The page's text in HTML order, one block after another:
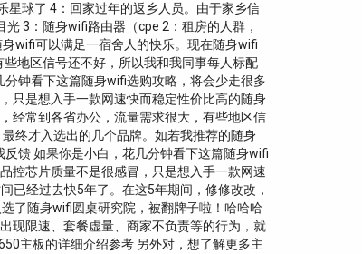
球了 4：回家过年的返乡人员。由于家乡信
3：随身wifi路由器（cpe 2：租房的人群，
wifi可以满足一宿舍人的快乐。现在随身wifi
地区信号还不好，所以我和我同事每人标配
钟看下这篇随身wifi选购攻略，将会少走很多
只是想入手一款网速快而稳定性价比高的随身
经常到各省办公，流量需求很大，有些地区信
终才入选出的几个品牌。如若我推荐的随身
馈 如果你是小白，花几分钟看下这篇随身wifi
控芯片质量不是很感冒，只是想入手一款网速
已经过去快5年了。在这5年期间，修修改改，
了随身wifi圆桌研究院，被翻牌子啦！哈哈哈
现限速、套餐虚量、商家不负责等的行为，就
主板的详细介绍参考 另外对，想了解更多主